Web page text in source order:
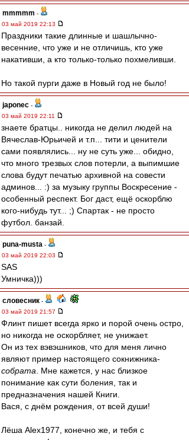
mmmmm -
03 май 2019 22:13
Праздники такие длинные и шашлычно-
весенние, что уже и не отличишь, кто уже
накативши, а кто только-только похмеливши.
Но такой пурги даже в Новый год не было!
japonec -
03 май 2019 22:11
знаете братцы.. никогда не делил людей на
Вячеслав-Юрьичей и т.п... тити и ценители
сами появлялись... ну не суть уже... обидно,
что много трезвых слов потерли, а выпимшие
слова будут печатью архивной на совести
админов... :) за музыку группы Воскресение -
особенный респект. Бог даст, ещё оскорблю
кого-нибудь тут... ;) Спартак - не просто
футбол. банзай.
puna-musta -
03 май 2019 22:03
SAS
Умничка)))
словесник -
03 май 2019 21:57
Флинт пишет всегда ярко и порой очень остро,
но никогда не оскорбляет, не унижает.
Он из тех вэвэшников, что для меня лично
являют пример настоящего сокнижника-
собрата . Мне кажется, у нас близкое
понимание как сути боления, так и
предназначения нашей Книги.
Вася, с днём рождения, от всей души!
Лёша Alex1977, конечно же, и тебя с